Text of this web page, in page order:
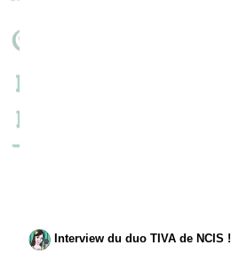
Interview du duo TIVA de NCIS !